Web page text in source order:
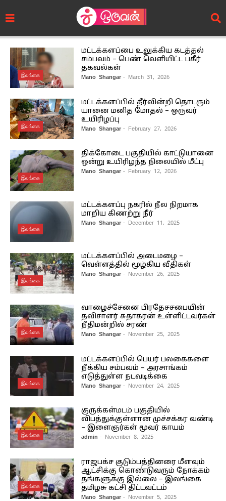
இலங்கை
மட்டக்களப்பை உலுக்கிய கடத்தல்
சம்பவம் – பெண் வௌியிட்ட பகீர்
தகவல்கள்
Mano Shangar - March 31, 2026
இலங்கை
மட்டக்களப்பில் தீர்வின்றி தொடரும்
யானை மனித மோதல் – ஒருவர்
உயிரிழப்பு
Mano Shangar - February 27, 2026
இலங்கை
திக்கோடை பகுதியில் காட்டுயானை
ஒன்று உயிரிழந்த நிலையில் மீட்பு
Mano Shangar - February 12, 2026
இலங்கை
மட்டக்களப்பு நகரில் நீல நிறமாக
மாறிய கிணற்று நீர்
Mano Shangar - December 11, 2025
இலங்கை
மட்டக்களப்பில் அடைமழை –
வெள்ளத்தில் மூழ்கிய வீதிகள்
Mano Shangar - November 26, 2025
இலங்கை
வாழைச்சேனை பிரதேசசபையின்
தவிசாளர் சுதாகரன் உள்ளிட்டவர்கள்
நீதிமன்றில் சரண்
Mano Shangar - November 25, 2025
இலங்கை
மட்டக்களப்பில் பெயர் பலகைகளை
நீக்கிய சம்பவம் – அரசாங்கம்
எடுத்துள்ள நடவடிக்கை
Mano Shangar - November 24, 2025
இலங்கை
குருக்கள்மடம் பகுதியில்
விபத்துக்குள்ளான முச்சக்கர வண்டி
– இளைஞர்கள் மூவர் காயம்
admin - November 8, 2025
இலங்கை
ராஜபக்ச குடும்பத்தினரை மீளவும்
ஆட்சிக்கு கொண்டுவரும் நோக்கம்
தங்களுக்கு இல்லை – இலங்கை
தமிழசு கட்சி திட்டவட்டம்
Mano Shangar - November 5, 2025